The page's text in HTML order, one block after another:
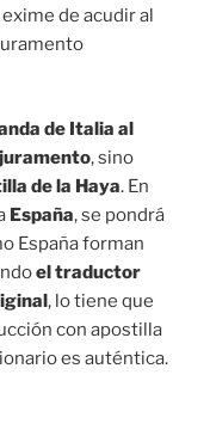
de acudir al
de Italia al
juramento, sino
de la Haya. En
España, se pondrá
España forman
el traductor
, lo tiene que
con apostilla
es auténtica.